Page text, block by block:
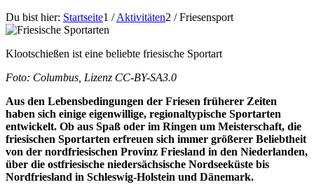
Du bist hier: Startseite1 / Aktivitäten2 / Friesensport
Klootschießen ist eine beliebte friesische Sportart
Foto: Columbus, Lizenz CC-BY-SA3.0
Aus den Lebensbedingungen der Friesen früherer Zeiten
haben sich einige eigenwillige, regionaltypische Sportarten
entwickelt. Ob aus Spaß oder im Ringen um Meisterschaft, die
friesischen Sportarten erfreuen sich immer größerer Beliebtheit
von der nordfriesischen Provinz Friesland in den Niederlanden,
über die ostfriesische niedersächsische Nordseeküste bis
Nordfriesland in Schleswig-Holstein und Dänemark.